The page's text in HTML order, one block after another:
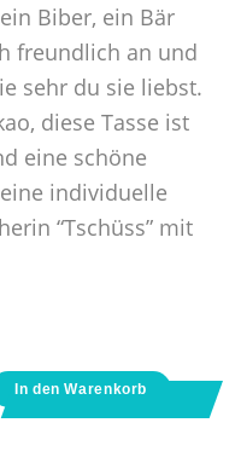
Biber, ein Bär
freundlich an und
sehr du sie liebst.
diese Tasse ist
eine schöne
individuelle
“Tschüss” mit
In den Warenkorb